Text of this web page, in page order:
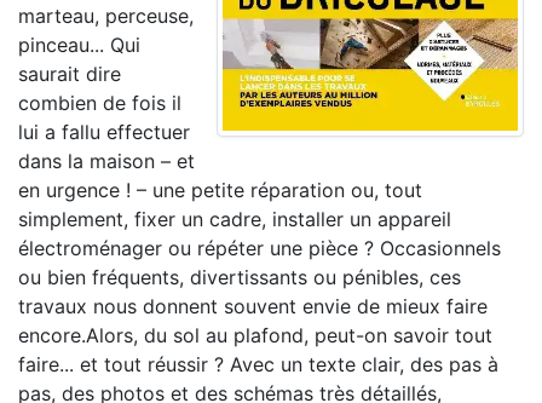
marteau, perceuse,
pinceau... Qui
saurait dire
combien de fois il
lui a fallu effectuer
dans la maison – et
en urgence ! – une petite réparation ou, tout
simplement, fixer un cadre, installer un appareil
électroménager ou répéter une pièce ? Occasionnels
ou bien fréquents, divertissants ou pénibles, ces
travaux nous donnent souvent envie de mieux faire
encore.Alors, du sol au plafond, peut-on savoir tout
faire... et tout réussir ? Avec un texte clair, des pas à
pas, des photos et des schémas très détaillés,